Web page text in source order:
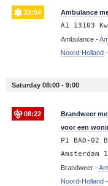
23:04 Ambulance
A1 13103
Ambulance -
Noord-Holland-
Saturday 08:00 - 9:00
08:22
Brandweer
voor een
P1 BAD-02
Amsterdam
Brandweer -
Noord-Holland-